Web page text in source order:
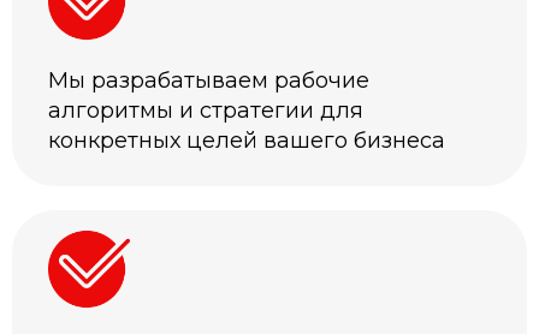
Мы разрабатываем рабочие
алгоритмы и стратегии для
конкретных целей вашего бизнеса